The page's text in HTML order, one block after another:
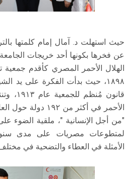
حيث استهلت د. آمال إمام كلمتها
عن فخرها بكونها أحد خريجات
الهلال الأحمر المصري كأقدم
١٨٩٨، حيث بدأت الفكرة على يد
قانون
الأحمر في أكثر من
"من أجل الإنسانية "، ملقية الضوء
لمتطوعات مصريات على مدى
الأمثلة في العطاء والتضحية في